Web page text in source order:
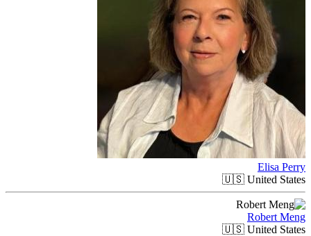
Elisa Perry
🇺🇸 United States
Robert Meng
🇺🇸 United States